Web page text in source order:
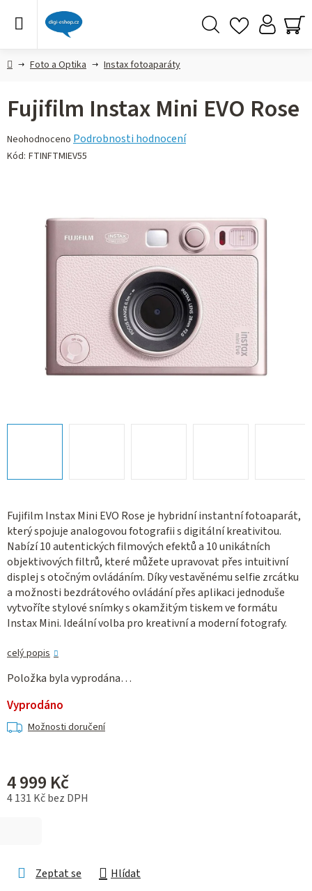
DomůFoto a Optika Instax fotoaparáty
Fujifilm Instax Mini EVO Rose je hybridní instantní fotoaparát,
který spojuje analogovou fotografii s digitální kreativitou.
Nabízí 10 autentických filmových efektů a 10 unikátních
objektivových filtrů, které můžete upravovat přes intuitivní
displej s otočným ovládáním. Díky vestavěnému selfie zrcátku
a možnosti bezdrátového ovládání přes aplikaci jednoduše
vytvoříte stylové snímky s okamžitým tiskem ve formátu
Instax Mini. Ideální volba pro kreativní a moderní fotografy.
celý popis
Položka byla vyprodána…
Vyprodáno
Možnosti doručení
4 999 Kč
4 131 Kč bez DPH
Zeptat se Hlídat
Fujifilm Instax Mini EVO Rose
Průměrné
hodnocení
hvězdiček.
Neohodnoceno Podrobnosti hodnocení
Kód: FTINFTMIEV55